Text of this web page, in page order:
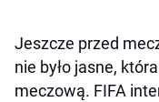
Jeszcze przed
nie było jasne,
meczową. FIFA